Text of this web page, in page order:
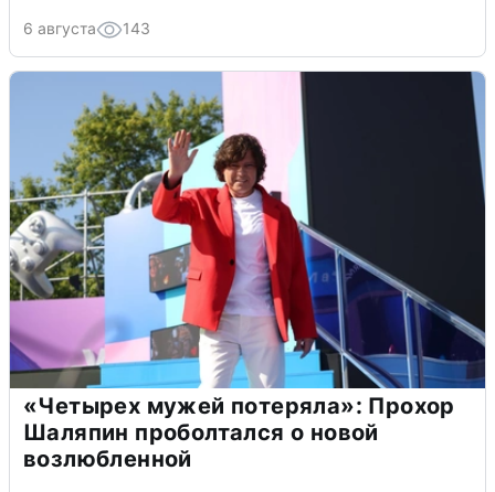
6 августа 143
«Четырех мужей потеряла»: Прохор
Шаляпин проболтался о новой
возлюбленной